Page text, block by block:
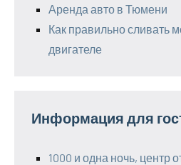
Аренда авто в Тюмени
Как правильно сливать
двигателе
Информация для
1000 и одна ночь, центр